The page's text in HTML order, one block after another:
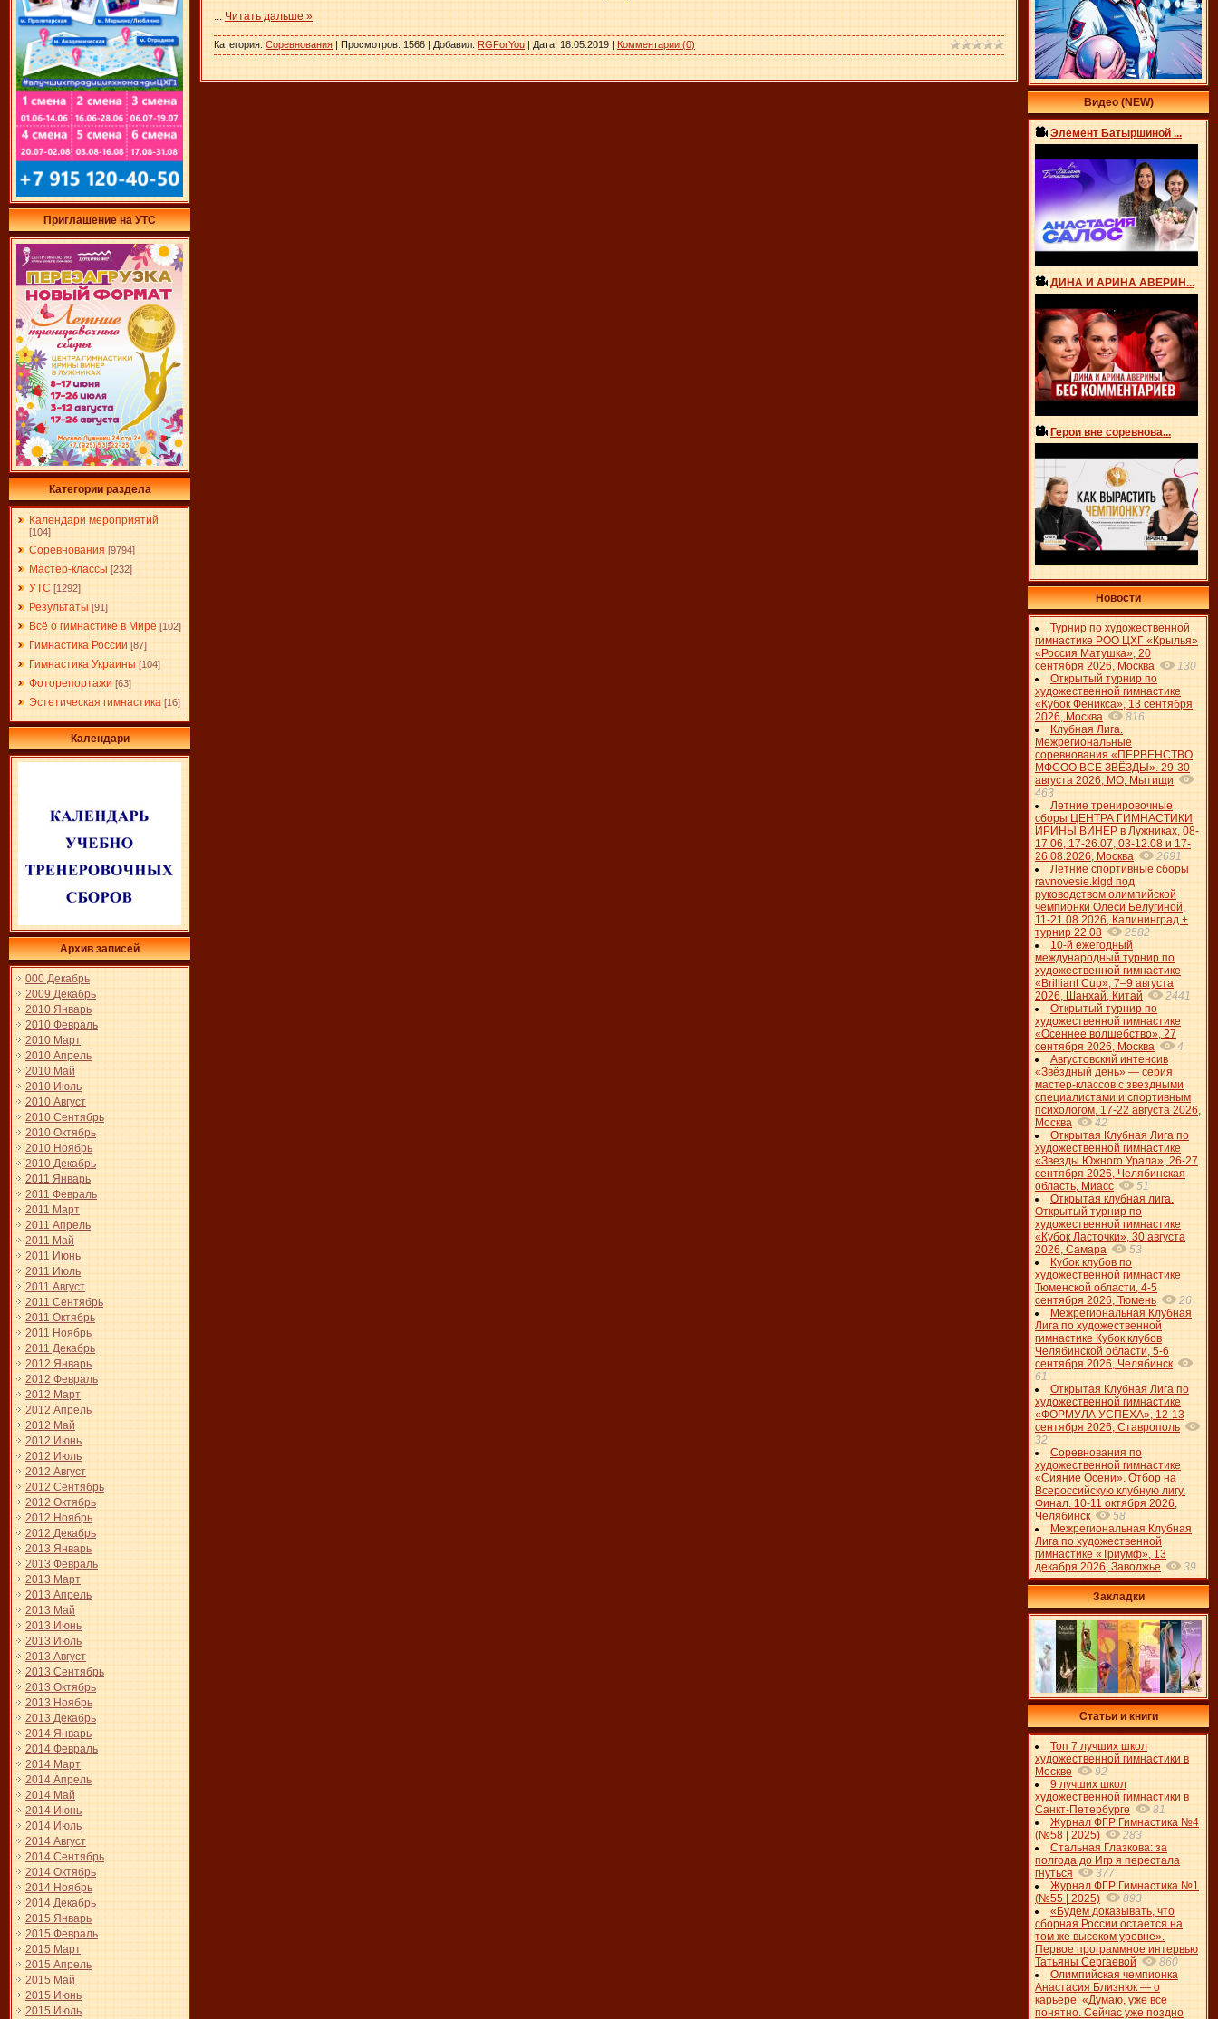
Приглашение на УТС
Категории раздела
Календари мероприятий
[104]
Соревнования [9794]
Мастер-классы [232]
УТС [1292]
Результаты [91]
Всё о гимнастике в Мире [102]
Гимнастика России [87]
Гимнастика Украины [104]
Фоторепортажи [63]
Эстетическая гимнастика [16]
Календари
Архив записей
000 Декабрь
2009 Декабрь
2010 Январь
2010 Февраль
2010 Март
2010 Апрель
2010 Май
2010 Июль
2010 Август
2010 Сентябрь
2010 Октябрь
2010 Ноябрь
2010 Декабрь
2011 Январь
2011 Февраль
2011 Март
2011 Апрель
2011 Май
2011 Июнь
2011 Июль
2011 Август
2011 Сентябрь
2011 Октябрь
2011 Ноябрь
2011 Декабрь
2012 Январь
2012 Февраль
2012 Март
2012 Апрель
2012 Май
2012 Июнь
2012 Июль
2012 Август
2012 Сентябрь
2012 Октябрь
2012 Ноябрь
2012 Декабрь
2013 Январь
2013 Февраль
2013 Март
2013 Апрель
2013 Май
2013 Июнь
2013 Июль
2013 Август
2013 Сентябрь
2013 Октябрь
2013 Ноябрь
2013 Декабрь
2014 Январь
2014 Февраль
2014 Март
2014 Апрель
2014 Май
2014 Июнь
2014 Июль
2014 Август
2014 Сентябрь
2014 Октябрь
2014 Ноябрь
2014 Декабрь
2015 Январь
2015 Февраль
2015 Март
2015 Апрель
2015 Май
2015 Июнь
2015 Июль
Читать дальше »
Категория: Соревнования | Просмотров: 1566 | Добавил: RGForYou | Дата: 18.05.2019 | Комментарии (0)
Видео (NEW)
Элемент Батыршиной ...
ДИНА И АРИНА АВЕРИН...
Герои вне соревнова...
Новости
Турнир по художественной
гимнастике РОО ЦХГ «Крылья»
«Россия Матушка», 20
сентября 2026, Москва
130
Открытый турнир по
художественной гимнастике
«Кубок Феникса», 13 сентября
2026, Москва
816
Клубная Лига.
Межрегиональные
соревнования «ПЕРВЕНСТВО
МФСОО ВСЕ ЗВЁЗДЫ». 29-30
августа 2026, МО, Мытищи
463
Летние тренировочные
сборы ЦЕНТРА ГИМНАСТИКИ
ИРИНЫ ВИНЕР в Лужниках, 08-
17.06, 17-26.07, 03-12.08 и 17-
26.08.2026, Москва
2691
Летние спортивные сборы
ravnovesie.klgd под
руководством олимпийской
чемпионки Олеси Белугиной,
11-21.08.2026, Калининград +
турнир 22.08
2582
10-й ежегодный
международный турнир по
художественной гимнастике
«Brilliant Cup», 7–9 августа
2026, Шанхай, Китай
2441
Открытый турнир по
художественной гимнастике
«Осеннее волшебство», 27
сентября 2026, Москва
4
Августовский интенсив
«Звёздный день» — серия
мастер-классов с звездными
специалистами и спортивным
психологом, 17-22 августа 2026,
Москва
42
Открытая Клубная Лига по
художественной гимнастике
«Звезды Южного Урала», 26-27
сентября 2026, Челябинская
область, Миасс
51
Открытая клубная лига.
Открытый турнир по
художественной гимнастике
«Кубок Ласточки», 30 августа
2026, Самара
53
Кубок клубов по
художественной гимнастике
Тюменской области, 4-5
сентября 2026, Тюмень
26
Межрегиональная Клубная
Лига по художественной
гимнастике Кубок клубов
Челябинской области, 5-6
сентября 2026, Челябинск
61
Открытая Клубная Лига по
художественной гимнастике
«ФОРМУЛА УСПЕХА», 12-13
сентября 2026, Ставрополь
32
Соревнования по
художественной гимнастике
«Сияние Осени». Отбор на
Всероссийскую клубную лигу.
Финал. 10-11 октября 2026,
Челябинск
58
Межрегиональная Клубная
Лига по художественной
гимнастике «Триумф», 13
декабря 2026, Заволжье
39
Закладки
Статьи и книги
Топ 7 лучших школ
художественной гимнастики в
Москве
92
9 лучших школ
художественной гимнастики в
Санкт-Петербурге
81
Журнал ФГР Гимнастика №4
(№58 | 2025)
283
Стальная Глазкова: за
полгода до Игр я перестала
гнуться
377
Журнал ФГР Гимнастика №1
(№55 | 2025)
893
«Будем доказывать, что
сборная России остается на
том же высоком уровне».
Первое программное интервью
Татьяны Сергаевой
860
Олимпийская чемпионка
Анастасия Близнюк — о
карьере: «Думаю, уже все
понятно. Сейчас уже поздно